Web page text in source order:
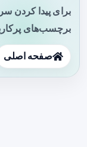
برای پیدا کردن
برچسب‌های
صفحه اصلی